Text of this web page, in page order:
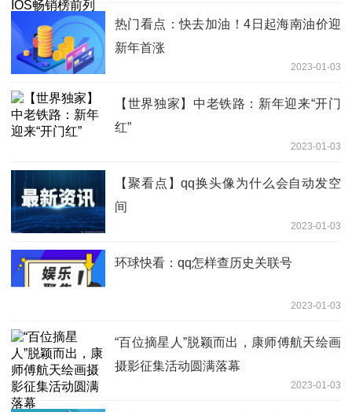
热门看点：快去加油！4日起海南油价迎
新年首涨
2023-01-03
【世界独家】中老铁路：新年迎来“开门
红”
2023-01-03
【聚看点】qq换头像为什么会自动发空
间
2023-01-03
环球快看：qq怎样查历史关联号
2023-01-03
“百位摘星人”脱颖而出，康师傅航天绘画
摄影征集活动圆满落幕
2023-01-03